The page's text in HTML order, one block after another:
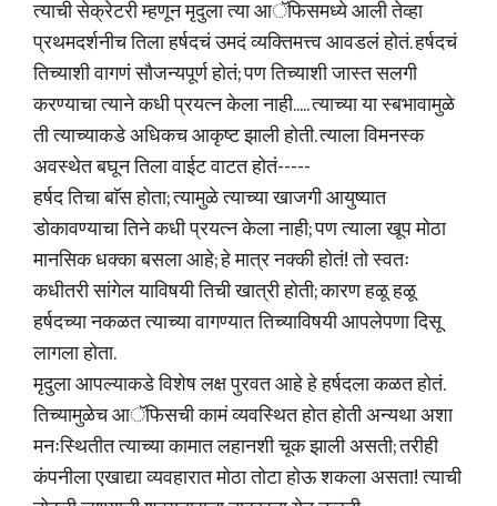
त्याची सेक्रेटरी म्हणून मृदुला त्या आॅफिसमध्ये आली तेव्हा
प्रथमदर्शनीच तिला हर्षदचं उमदं व्यक्तिमत्त्व आवडलं होतं. हर्षदचं
तिच्याशी वागणं सौजन्यपूर्ण होतं; पण तिच्याशी जास्त सलगी
करण्याचा त्याने कधी प्रयत्न केला नाही..... त्याच्या या स्बभावामुळे
ती त्याच्याकडे अधिकच आकृष्ट झाली होती. त्याला विमनस्क
अवस्थेत बघून तिला वाईट वाटत होतं-----
हर्षद तिचा बाॅस होता; त्यामुळे त्याच्या खाजगी आयुष्यात
डोकावण्याचा तिने कधी प्रयत्न केला नाही; पण त्याला खूप मोठा
मानसिक धक्का बसला आहे; हे मात्र नक्की होतं! तो स्वतः
कधीतरी सांगेल याविषयी तिची खात्री होती; कारण हळू हळू
हर्षदच्या नकळत त्याच्या वागण्यात तिच्याविषयी आपलेपणा दिसू
लागला होता.
मृदुला आपल्याकडे विशेष लक्ष पुरवत आहे हे हर्षदला कळत होतं.
तिच्यामुळेच आॅफिसची कामं व्यवस्थित होत होती अन्यथा अशा
मनःस्थितीत त्याच्या कामात लहानशी चूक झाली असती; तरीही
कंपनीला एखाद्या व्यवहारात मोठा तोटा होऊ शकला असता! त्याची